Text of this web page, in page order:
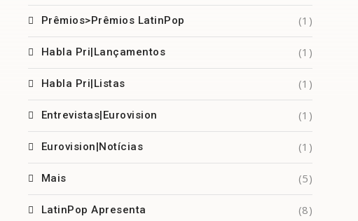
Prêmios>Prêmios LatinPop (1)
Habla Pri|Lançamentos (1)
Habla Pri|Listas (1)
Entrevistas|Eurovision (1)
Eurovision|Notícias (1)
Mais (5)
LatinPop Apresenta (8)